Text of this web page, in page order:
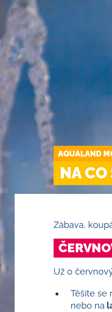
AQUALAND
NA CO
Zábava,
Už o
Těšíte se
nebo na